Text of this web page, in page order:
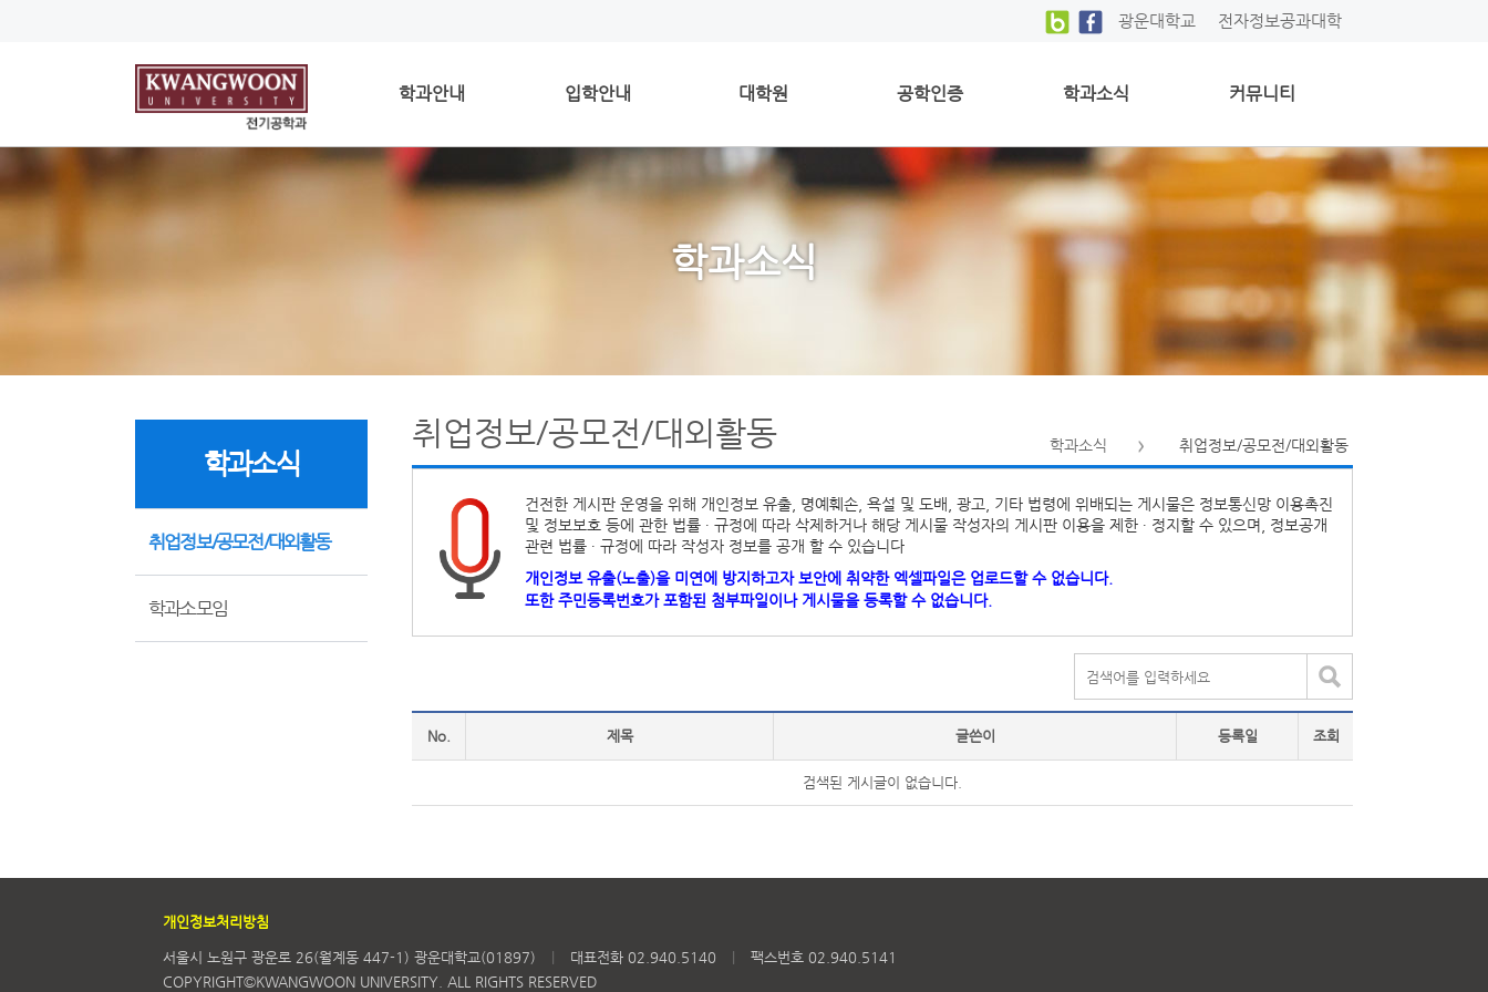
광운대학교 전자정보공과대학
학과안내 입학안내 대학원 공학인증 학과소식 커뮤니티
학과소식
학과소식
취업정보/공모전/대외활동
학과소모임
학과소식 취업정보/공모전/대외활동
취업정보/공모전/대외활동
건전한 게시판 운영을 위해 개인정보 유출, 명예훼손, 욕설 및 도배, 광고, 기타 법령에 위배되는 게시물은 정보통신망 이용촉진
및 정보보호 등에 관한 법률 ∙ 규정에 따라 삭제하거나 해당 게시물 작성자의 게시판 이용을 제한 ∙ 정지할 수 있으며, 정보공개
관련 법률 ∙ 규정에 따라 작성자 정보를 공개 할 수 있습니다
개인정보 유출(노출)을 미연에 방지하고자 보안에 취약한 엑셀파일은 업로드할 수 없습니다.
또한 주민등록번호가 포함된 첨부파일이나 게시물을 등록할 수 없습니다.
No. 제목 글쓴이 등록일 조회
검색된 게시글이 없습니다.
개인정보처리방침
서울시 노원구 광운로 26(월계동 447-1) 광운대학교(01897) 대표전화 02.940.5140
팩스번호 02.940.5141
COPYRIGHT©KWANGWOON UNIVERSITY. ALL RIGHTS RESERVED